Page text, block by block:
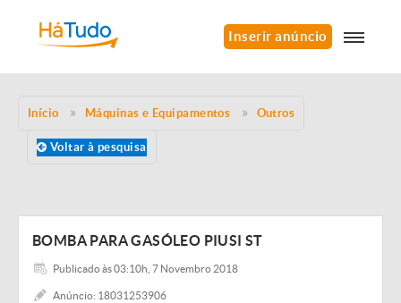
Inserir anúncio
Início Máquinas e Equipamentos Outros
Voltar à pesquisa
BOMBA PARA GASÓLEO PIUSI ST
Publicado às 03:10h, 7 Novembro 2018
Anúncio: 18031253906